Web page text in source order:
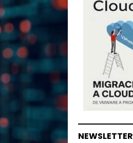
NEWSLETTER